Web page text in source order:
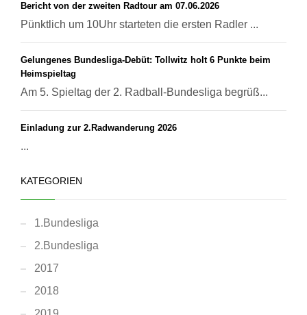
Bericht von der zweiten Radtour am 07.06.2026
Pünktlich um 10Uhr starteten die ersten Radler ...
Gelungenes Bundesliga-Debüt: Tollwitz holt 6 Punkte beim
Heimspieltag
Am 5. Spieltag der 2. Radball-Bundesliga begrüß...
Einladung zur 2.Radwanderung 2026
...
KATEGORIEN
1.Bundesliga
2.Bundesliga
2017
2018